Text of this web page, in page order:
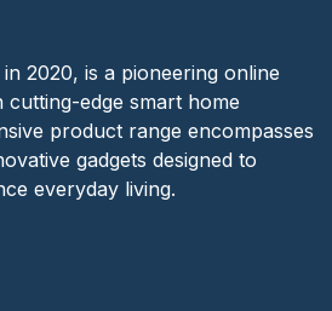
2020, is a pioneering online
cutting-edge smart home
product range encompasses
gadgets designed to
everyday living.